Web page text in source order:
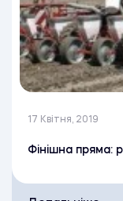
17 Квітня, 2019
Фінішна пряма: